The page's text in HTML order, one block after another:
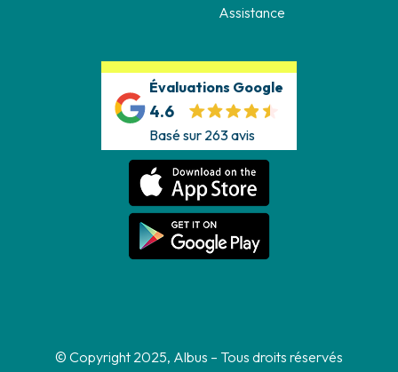
Assistance
Évaluations Google
4.6
Basé sur 263 avis
© Copyright 2025, Albus – Tous droits réservés